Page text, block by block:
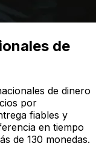
de
de dinero
por
fiables y
en tiempo
de 130 monedas.